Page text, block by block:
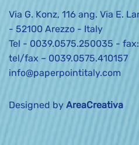
Via G. Konz, 116 ang. Via E.
- 52100 Arezzo - Italy
Tel - 0039.0575.250035 -
tel/fax – 0039.0575.410157
info@paperpointitaly.com
Designed by AreaCreativa